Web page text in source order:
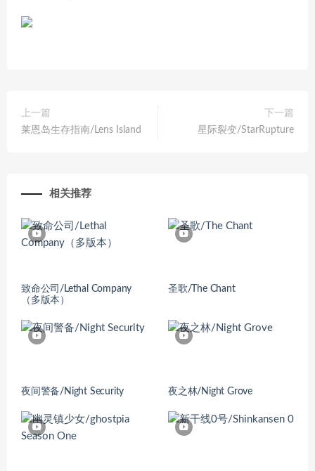
上一篇
莱恩岛生存指南/Lens Island
下一篇
星际裂变/StarRupture
相关推荐
致命公司/Lethal Company
（多版本）
圣歌/The Chant
夜间警备/Night Security 夜之林/Night Grove